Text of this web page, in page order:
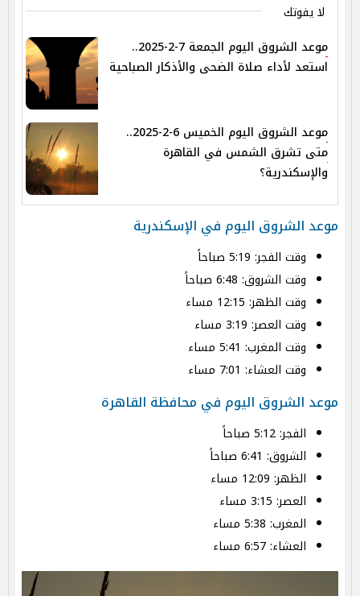
لا يفوتك
موعد الشروق اليوم الجمعة 7-2-2025..
استعد لأداء صلاة الضحى والأذكار الصباحية
موعد الشروق اليوم الخميس 6-2-2025..
متى تشرق الشمس في القاهرة
والإسكندرية؟
موعد الشروق اليوم في الإسكندرية
وقت الفجر: 5:19 صباحاً
وقت الشروق: 6:48 صباحاً
وقت الظهر: 12:15 مساء
وقت العصر: 3:19 مساء
وقت المغرب: 5:41 مساء
وقت العشاء: 7:01 مساء
موعد الشروق اليوم في محافظة القاهرة
الفجر: 5:12 صباحاً
الشروق: 6:41 صباحاً
الظهر: 12:09 مساء
العصر: 3:15 مساء
المغرب: 5:38 مساء
العشاء: 6:57 مساء